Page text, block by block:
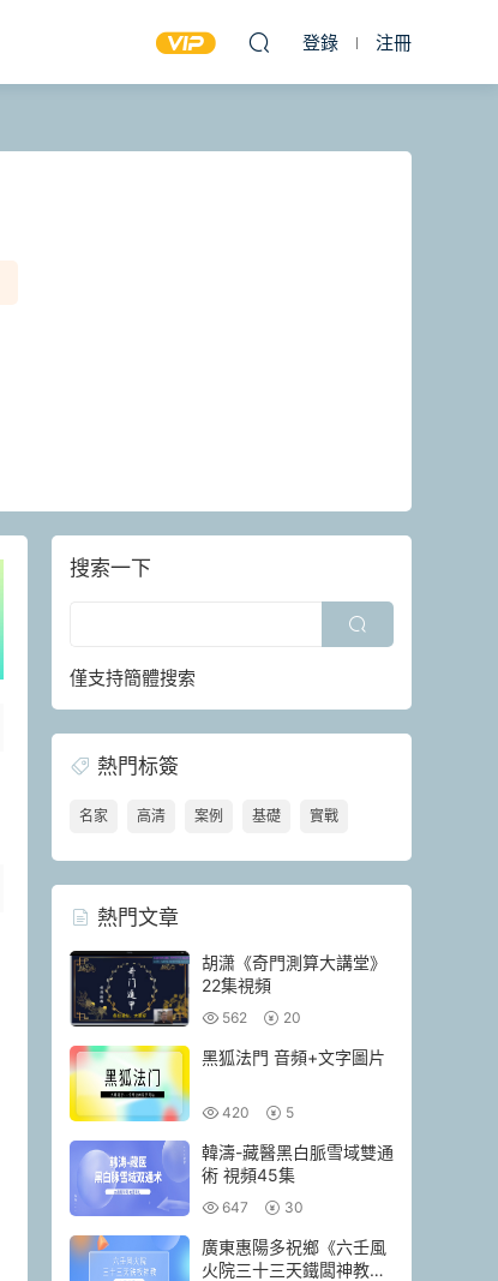
登錄 注冊
搜索一下
僅支持簡體搜索
熱門标簽
名家 高清 案例 基礎 實戰
熱門文章
胡潇《奇門測算大講堂》
22集視頻
562 20
黑狐法門 音頻+文字圖片
420 5
韓濤-藏醫黑白脈雪域雙通
術 視頻45集
647 30
廣東惠陽多祝鄉《六壬風
火院三十三天鐵闆神教》